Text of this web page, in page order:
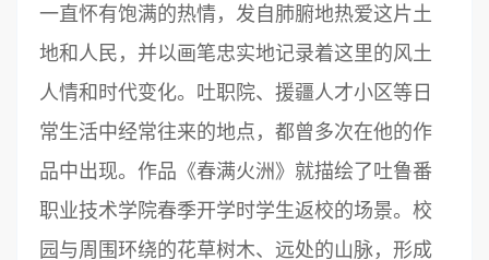
一直怀有饱满的热情，发自肺腑地热爱这片土
地和人民，并以画笔忠实地记录着这里的风土
人情和时代变化。吐职院、援疆人才小区等日
常生活中经常往来的地点，都曾多次在他的作
品中出现。作品《春满火洲》就描绘了吐鲁番
职业技术学院春季开学时学生返校的场景。校
园与周围环绕的花草树木、远处的山脉，形成